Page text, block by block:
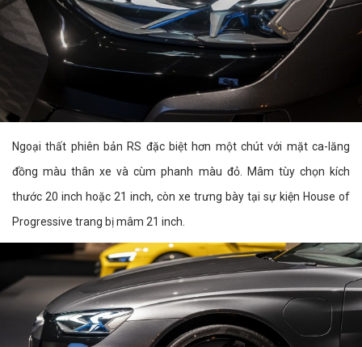
Ngoại thất phiên bản RS đặc biệt hơn một chút với mặt ca-lăng
đồng màu thân xe và cùm phanh màu đỏ. Mâm tùy chọn kích
thước 20 inch hoặc 21 inch, còn xe trưng bày tại sự kiện House of
Progressive trang bị mâm 21 inch.